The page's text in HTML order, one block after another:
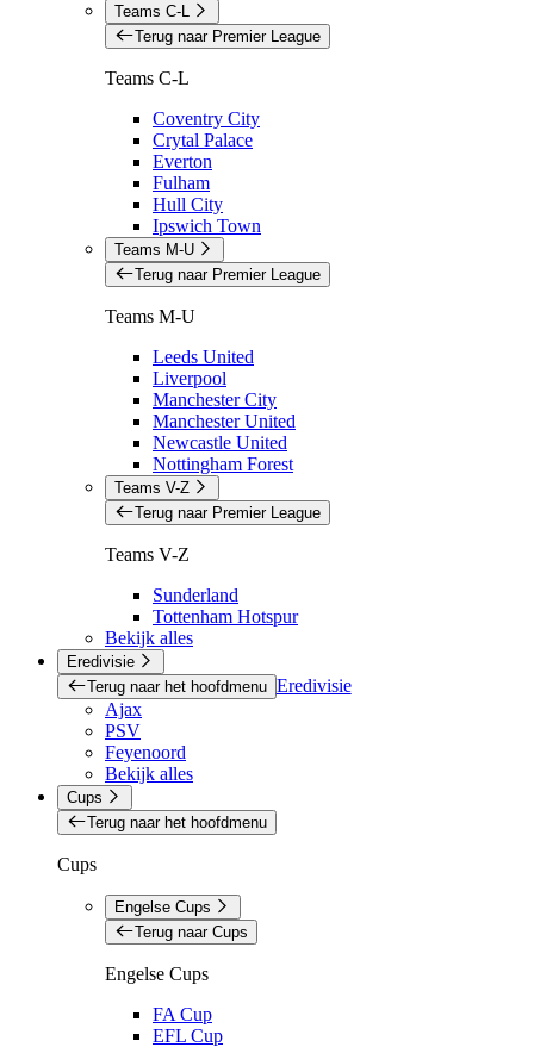
Teams C-L
Terug naar Premier League
Teams C-L
Coventry City
Crytal Palace
Everton
Fulham
Hull City
Ipswich Town
Teams M-U
Terug naar Premier League
Teams M-U
Leeds United
Liverpool
Manchester City
Manchester United
Newcastle United
Nottingham Forest
Teams V-Z
Terug naar Premier League
Teams V-Z
Sunderland
Tottenham Hotspur
Bekijk alles
Eredivisie
Terug naar het hoofdmenu Eredivisie
Ajax
PSV
Feyenoord
Bekijk alles
Cups
Terug naar het hoofdmenu
Cups
Engelse Cups
Terug naar Cups
Engelse Cups
FA Cup
EFL Cup